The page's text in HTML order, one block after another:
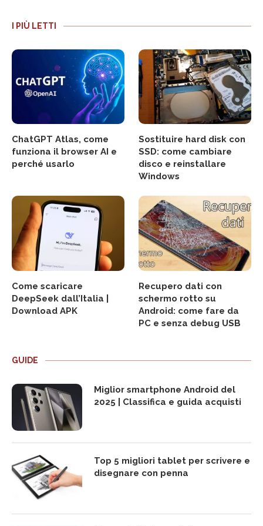
I PIÙ LETTI
ChatGPT Atlas, come
funziona il browser AI e
perché usarlo
Sostituire hard disk con
SSD: come cambiare
disco e reinstallare
Windows
Come scaricare
DeepSeek dall’Italia |
Download APK
Recupero dati con
schermo rotto su
Android: come fare da
PC e senza debug USB
GUIDE
Miglior smartphone Android del
2025 | Classifica e guida acquisti
Top 5 migliori tablet per scrivere e
disegnare con penna